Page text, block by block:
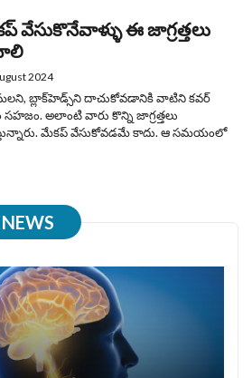
వేసుకొనేవాళ్ళు ఈ జాగ్రత్తలు
2024
బ్లాక్‌హెడ్స్‌ని దాచుకోవడానికి వాటిని కవర్
అలాంటి వారు కొన్ని జాగ్రత్తలు
మేకప్ వేసుకోవడమే కాదు. ఆ సమయంలో